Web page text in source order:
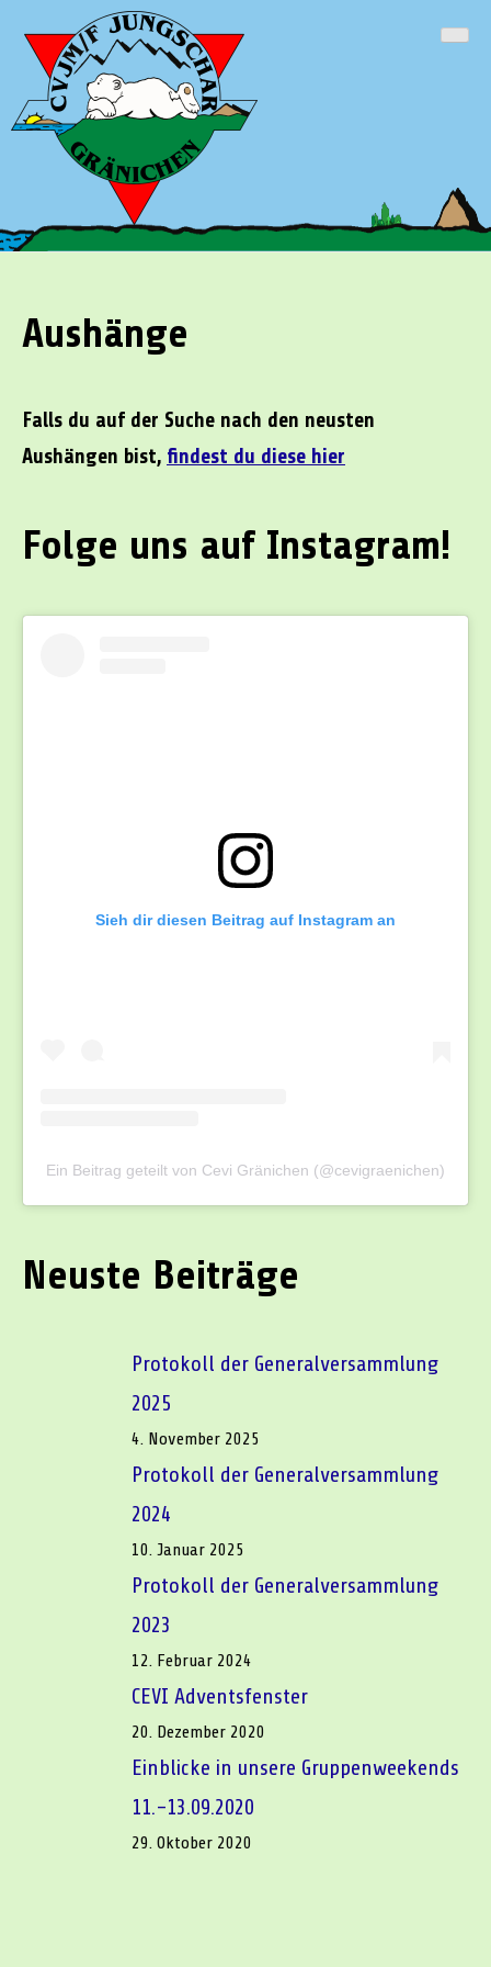
content
Cevi Gränichen
Aushänge
Falls du auf der Suche nach den neusten
Aushängen bist, findest du diese hier
Folge uns auf Instagram!
Sieh dir diesen Beitrag auf Instagram an
Ein Beitrag geteilt von Cevi Gränichen (@cevigraenichen)
Neuste Beiträge
Protokoll der Generalversammlung
2025
4. November 2025
Protokoll der Generalversammlung
2024
10. Januar 2025
Protokoll der Generalversammlung
2023
12. Februar 2024
CEVI Adventsfenster
20. Dezember 2020
Einblicke in unsere Gruppenweekends
11.-13.09.2020
29. Oktober 2020